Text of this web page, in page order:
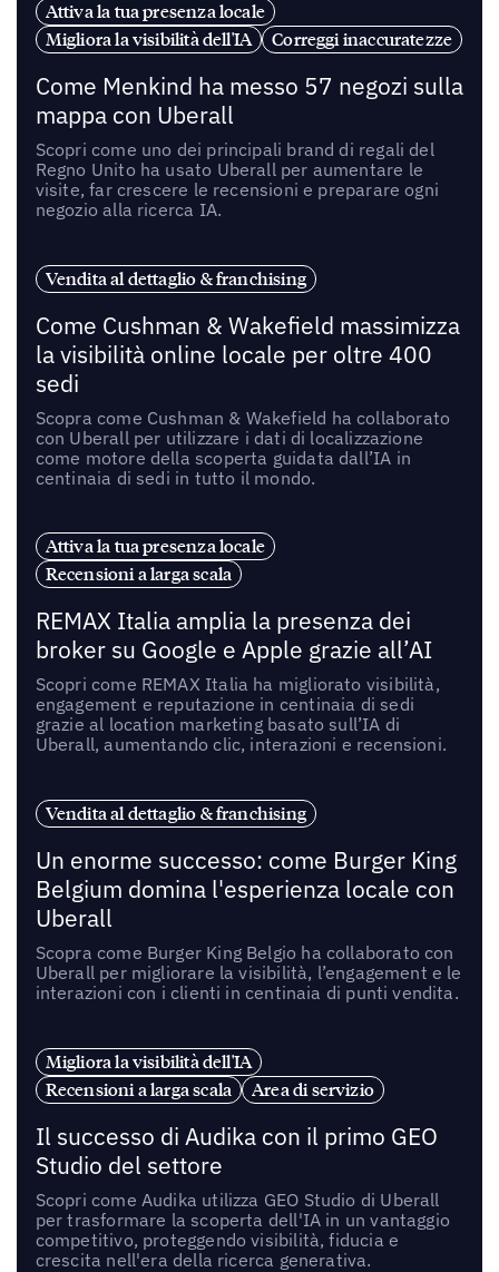
Attiva la tua presenza locale
Migliora la visibilità dell'IA
Correggi inaccuratezze
Come Menkind ha messo 57 negozi sulla
mappa con Uberall
Scopri come uno dei principali brand di regali del
Regno Unito ha usato Uberall per aumentare le
visite, far crescere le recensioni e preparare ogni
negozio alla ricerca IA.
Vendita al dettaglio & franchising
Come Cushman & Wakefield massimizza
la visibilità online locale per oltre 400
sedi
Scopra come Cushman & Wakefield ha collaborato
con Uberall per utilizzare i dati di localizzazione
come motore della scoperta guidata dall’IA in
centinaia di sedi in tutto il mondo.
Attiva la tua presenza locale
Recensioni a larga scala
REMAX Italia amplia la presenza dei
broker su Google e Apple grazie all’AI
Scopri come REMAX Italia ha migliorato visibilità,
engagement e reputazione in centinaia di sedi
grazie al location marketing basato sull’IA di
Uberall, aumentando clic, interazioni e recensioni.
Vendita al dettaglio & franchising
Un enorme successo: come Burger King
Belgium domina l'esperienza locale con
Uberall
Scopra come Burger King Belgio ha collaborato con
Uberall per migliorare la visibilità, l’engagement e le
interazioni con i clienti in centinaia di punti vendita.
Migliora la visibilità dell'IA
Recensioni a larga scala
Area di servizio
Il successo di Audika con il primo GEO
Studio del settore
Scopri come Audika utilizza GEO Studio di Uberall
per trasformare la scoperta dell'IA in un vantaggio
competitivo, proteggendo visibilità, fiducia e
crescita nell'era della ricerca generativa.